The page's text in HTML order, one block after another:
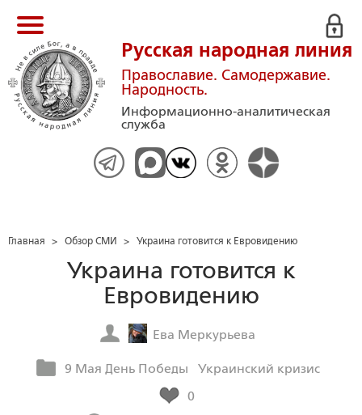
Русская народная линия
Православие. Самодержавие.
Народность.
Информационно-аналитическая
служба
Главная > Обзор СМИ > Украина готовится к Евровидению
Украина готовится к
Евровидению
Ева Меркурьева
9 Мая День Победы
Украинский кризис
0